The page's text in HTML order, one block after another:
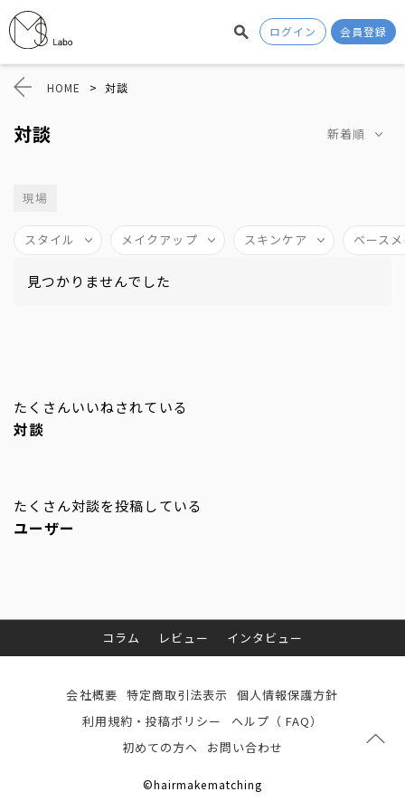
ログイン 会員登録
HOME > 対談
対談 新着順
現場
スタイル メイクアップ スキンケア ベース
見つかりませんでした
たくさんいいねされている
対談
たくさん対談を投稿している
ユーザー
コラム レビュー インタビュー
会社概要 特定商取引法表示 個人情報保護方針
利用規約・投稿ポリシー
ヘルプ（ FAQ）
初めての方へ
お問い合わせ
©hairmakematching